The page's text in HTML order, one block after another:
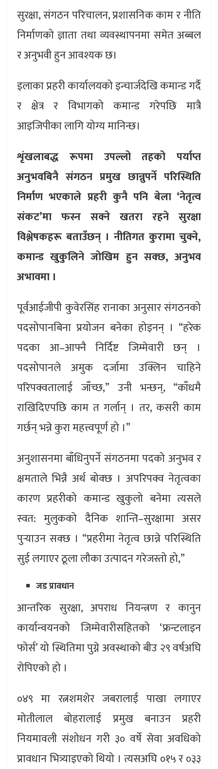
सुरक्षा, संगठन परिचालन, प्रशासनिक काम र नीति
निर्माणको ज्ञाता तथा व्यवस्थापनमा समेत अब्बल
र अनुभवी हुन आवश्यक छ।
इलाका प्रहरी कार्यालयको इन्चार्जदेखि कमान्ड गर्दै
र क्षेत्र र विभागको कमान्ड गरेपछि मात्रै
आइजिपीका लागि योग्य मानिन्छ।
शृंखलाबद्ध रूपमा उपल्लो तहको पर्याप्त
अनुभवबिनै संगठन प्रमुख छान्नुपर्ने परिस्थिति
निर्माण भएकाले प्रहरी कुनै पनि बेला ‘नेतृत्व
संकट’मा फस्न सक्ने खतरा रहने सुरक्षा
विश्लेषकहरू बताउँछन् । नीतिगत कुरामा चुक्ने,
कमान्ड खुकुलिने जोखिम हुन सक्छ, अनुभव
अभावमा ।
पूर्वआईजीपी कुवेरसिंह रानाका अनुसार संगठनको
पदसोपानबिना प्रयोजन बनेका होइनन् । “हरेक
पदका आ–आफ्नै निर्दिष्ट जिम्मेवारी छन् ।
पदसोपानले अमुक दर्जामा उक्लिन चाहिने
परिपक्वतालाई जाँच्छ,” उनी भन्छन्, “काँधमै
राखिदिएपछि काम त गर्लान् । तर, कसरी काम
गर्छन् भन्ने कुरा महत्त्वपूर्ण हो ।”
अनुशासनमा बाँधिनुपर्ने संगठनमा पदको अनुभव र
क्षमताले भिन्नै अर्थ बोक्छ । अपरिपक्व नेतृत्वका
कारण प्रहरीको कमान्ड खुकुलो बनेमा त्यसले
स्वत: मुलुकको दैनिक शान्ति–सुरक्षामा असर
पुर्‍याउन सक्छ । “प्रहरीमा नेतृत्व छान्ने परिस्थिति
सुई लगाएर ठूला लौका उत्पादन गरेजस्तो हो,”
जड प्रावधान
आन्तरिक सुरक्षा, अपराध नियन्त्रण र कानुन
कार्यान्वयनको जिम्मेवारीसहितको ‘ फ्रन्टलाइन
फोर्स’ यो स्थितिमा पुग्ने अवस्थाको बीउ २९ वर्षअघि
रोपिएको हो ।
०४९ मा रत्नशमशेर जबरालाई पाखा लगाएर
मोतीलाल बोहरालाई प्रमुख बनाउन प्रहरी
नियमावली संशोधन गरी ३० वर्षे सेवा अवधिको
प्रावधान भित्र्याइएको थियो । त्यसअघि ०१५ र ०३३